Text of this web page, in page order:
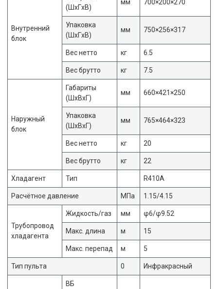
Внутренний
блок
(ШxГxВ)
мм 700×200×270
Упаковка
(ШxГxВ)
мм 750×256×317
Вес нетто кг 6.5
Вес брутто кг 7.5
Наружный
блок
Габариты
(ШxВxГ)
мм 660×421×250
Упаковка
(ШxВxГ)
мм 765×464×323
Вес нетто кг 20
Вес брутто кг 22
Хладагент Тип R410A
Расчётное давление МПа 1.15/4.15
Трубопровод
хладагента
Жидкость/газ мм φ6/φ9.52
Макс. длина м 15
Макс. перепад м 5
Тип пульта 0 Инфракрасный
ВБ